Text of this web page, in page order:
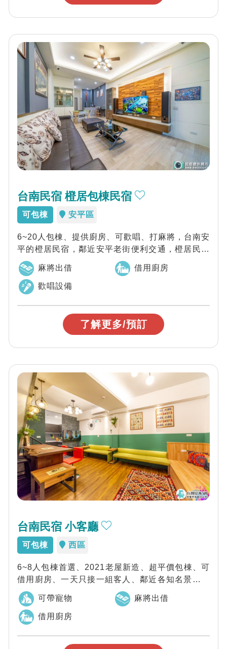
台南民宿 橙居包棟民宿
可包棟 安平區
6~20人包棟、提供廚房、可歡唱、打麻將，台南安
平的橙居民宿，鄰近安平老街便利交通，橙居民宿
舒適空間歡聚享受，泡澡浴缸放鬆渡假，無...
麻將出借 借用廚房
歡唱設備
了解更多/預訂
台南民宿 小客廳
可包棟 西區
6~8人包棟首選、2021老屋新造、超平價包棟、可
借用廚房、一天只接一組客人、鄰近各知名景點、
機能便利、美食夜市都方便，台南小客廳...
可帶寵物 麻將出借
借用廚房